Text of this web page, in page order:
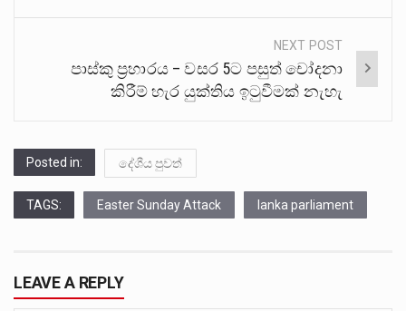
NEXT POST
පාස්කු ප්‍රහාරය – වසර 5ට පසුත් චෝදනා
කිරීම් හැර යුක්තිය ඉටුවීමක් නැහැ
Posted in: දේශීය පුවත්
TAGS: Easter Sunday Attack lanka parliament
LEAVE A REPLY